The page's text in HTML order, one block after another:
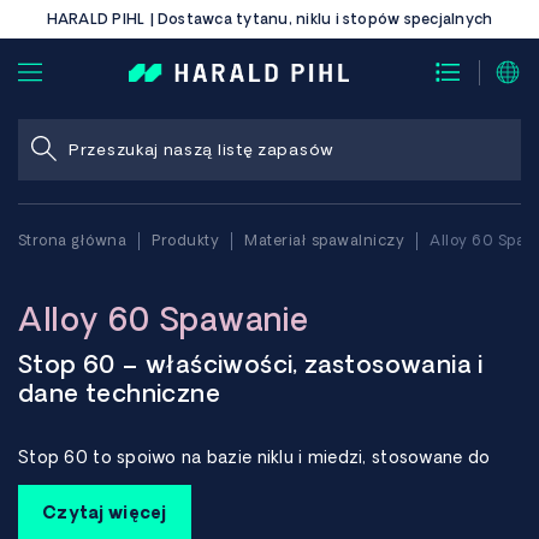
HARALD PIHL | Dostawca tytanu, niklu i stopów specjalnych
Strona główna Produkty Materiał spawalniczy Alloy 60
Alloy 60 Spawanie
Stop 60 – właściwości, zastosowania i
dane techniczne
Stop 60 to spoiwo na bazie niklu i miedzi, stosowane do
spawania stopów Monel® 400, R-405 i K-500. Jest
również stosowany do powlekania powierzchni stali, gdzie
Czytaj więcej